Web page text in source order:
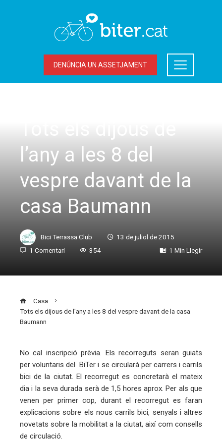
DENÚNCIA UN ASSETJAMENT
l’any a les 8 del
vespre davant de la
casa Baumann
Bici Terrassa Club
13 de juliol de 2015
1 Comentari
354 1 Min Llegir
Casa
Tots els dijous de l’any a les 8 del vespre davant de la casa
Baumann
No cal inscripció prèvia. Els recorreguts seran guiats
per voluntaris del BiTer i se circularà per carrers i carrils
bici de la ciutat. El recorregut es concretarà el mateix
dia i la seva durada serà de 1,5 hores aprox. Per als que
venen per primer cop, durant el recorregut es faran
explicacions sobre els nous carrils bici, senyals i altres
novetats sobre la mobilitat a la ciutat, així com consells
de circulació.